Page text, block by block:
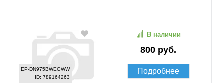
EP-DN975BWEGWW
ID: 789164263
800 руб.
В наличии
Подробнее